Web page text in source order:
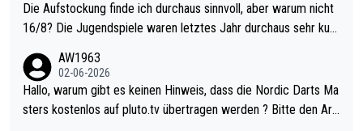
Die Aufstockung finde ich durchaus sinnvoll, aber warum nicht
16/8? Die Jugendspiele waren letztes Jahr durchaus sehr kurz
Allerdings ist Mitchell Lawrie als Nummer 1 der Welt eh qualifi
ziert. Somit ändert die automatische Qualifikation des Weltmei
sters erstmal nichts. Ich denke sie wollen damit für nächstes J
AW1963
02-06-2026
Hallo, warum gibt es keinen Hinweis, dass die Nordic Darts Ma
sters kostenlos auf pluto.tv übertragen werden ? Bitte den Arti